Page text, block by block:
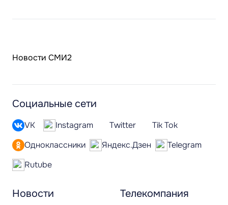
Новости СМИ2
Новости Телекомпания
Социальные сети
VK Instagram Twitter
Tik Tok
Одноклассники
Яндекс.Дзен
Telegram
Rutube